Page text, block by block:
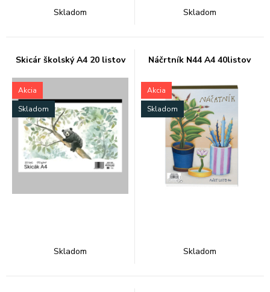
Skladom Skladom
Skicár školský A4 20 listov
Akcia
Skladom
Skladom
Náčrtník N44 A4 40listov
Akcia
Skladom
Skladom